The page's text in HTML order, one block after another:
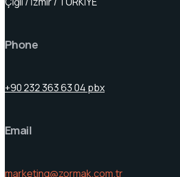
Phone
+90 232 363 63 04 pbx
Email
marketing@zormak.com.tr